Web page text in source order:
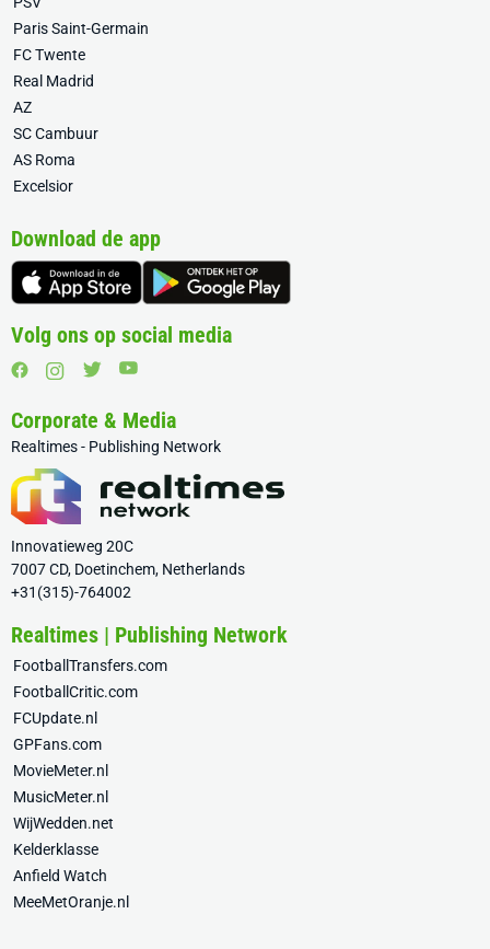
Paris Saint-Germain
FC Twente
Real Madrid
AZ
SC Cambuur
AS Roma
Excelsior
Download de app
Volg ons op social media
Corporate & Media
Realtimes - Publishing Network
Innovatieweg 20C
7007 CD, Doetinchem, Netherlands
+31(315)-764002
Realtimes | Publishing Network
FootballTransfers.com
FootballCritic.com
FCUpdate.nl
GPFans.com
MovieMeter.nl
MusicMeter.nl
WijWedden.net
Kelderklasse
Anfield Watch
MeeMetOranje.nl